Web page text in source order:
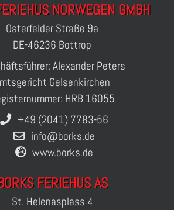
NORWEGEN GMBH
Osterfelder Straße 9a
DE-46236 Bottrop
Alexander Peters
Gelsenkirchen
HRB 16055
+49 (2041) 7783-56
info@borks.de
www.borks.de
FERIEHUS AS
St. Helenasplass 4